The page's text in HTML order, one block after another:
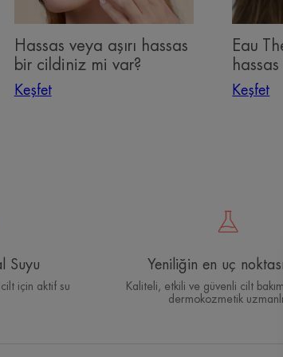
var?
Hassas veya aşırı hassas
bir cildiniz mi var?
Keşfet
Eau
Keşfet
Suyu
cilt için aktif su
Yeniliğin en uç
Kaliteli, etkili ve güvenli cilt
dermokozmetik